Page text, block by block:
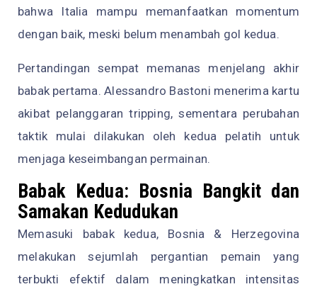
bahwa Italia mampu memanfaatkan momentum
dengan baik, meski belum menambah gol kedua.
Pertandingan sempat memanas menjelang akhir
babak pertama. Alessandro Bastoni menerima kartu
akibat pelanggaran tripping, sementara perubahan
taktik mulai dilakukan oleh kedua pelatih untuk
menjaga keseimbangan permainan.
Babak Kedua: Bosnia Bangkit dan
Samakan Kedudukan
Memasuki babak kedua, Bosnia & Herzegovina
melakukan sejumlah pergantian pemain yang
terbukti efektif dalam meningkatkan intensitas